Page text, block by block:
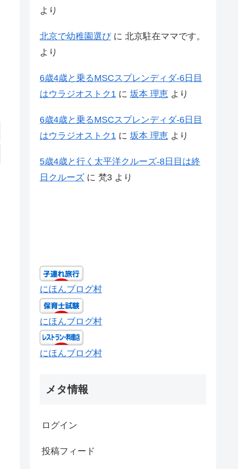
より
北京で幼稚園選びに 北京駐在ママです。
より
6歳4歳と乗るMSCスプレンディダ-6日目
はウラジオストク1 に 坂本 理恵 より
6歳4歳と乗るMSCスプレンディダ-6日目
はウラジオストク1 に 坂本 理恵 より
5歳4歳と行く太平洋クルーズ-8日目は終
日クルーズ に 梵3 より
にほんブログ村
にほんブログ村
にほんブログ村
メタ情報
ログイン
投稿フィード